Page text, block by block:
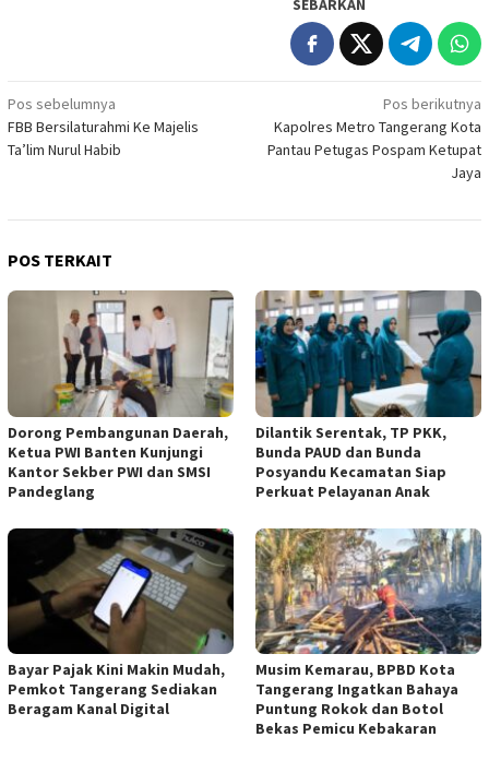
SEBARKAN
Navigasi
pos
Pos sebelumnya
FBB Bersilaturahmi Ke Majelis
Ta’lim Nurul Habib
Pos berikutnya
Kapolres Metro Tangerang Kota
Pantau Petugas Pospam Ketupat
Jaya
POS TERKAIT
Dorong Pembangunan Daerah,
Ketua PWI Banten Kunjungi
Kantor Sekber PWI dan SMSI
Pandeglang
Dilantik Serentak, TP PKK,
Bunda PAUD dan Bunda
Posyandu Kecamatan Siap
Perkuat Pelayanan Anak
Bayar Pajak Kini Makin Mudah,
Pemkot Tangerang Sediakan
Beragam Kanal Digital
Musim Kemarau, BPBD Kota
Tangerang Ingatkan Bahaya
Puntung Rokok dan Botol
Bekas Pemicu Kebakaran